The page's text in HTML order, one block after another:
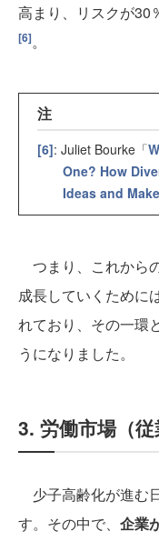
高まり、リスクが30
[6]。
注
[6]: Juliet Bourke「
One? How
Ideas and
つまり、これから
成長していくために
れており、その一環
うになりました。
3. 労働市場（従
少子高齢化が進む
す。その中で、 企業